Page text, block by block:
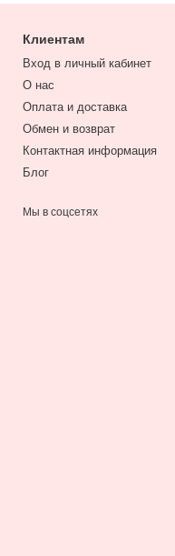
Клиентам
Вход в личный кабинет
О нас
Оплата и доставка
Обмен и возврат
Контактная информация
Блог
Мы в соцсетях